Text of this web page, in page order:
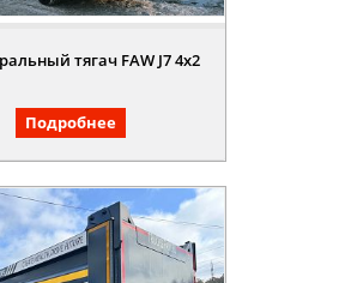
тягач FAW J7 4x2
Подробнее